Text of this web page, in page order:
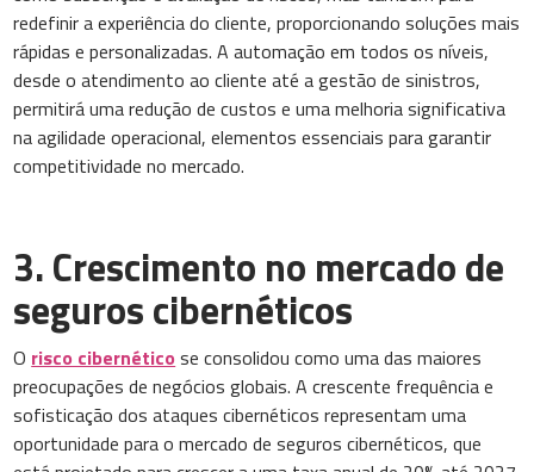
redefinir a experiência do cliente, proporcionando soluções mais
rápidas e personalizadas. A automação em todos os níveis,
desde o atendimento ao cliente até a gestão de sinistros,
permitirá uma redução de custos e uma melhoria significativa
na agilidade operacional, elementos essenciais para garantir
competitividade no mercado.
3. Crescimento no mercado de
seguros cibernéticos
O risco cibernético se consolidou como uma das maiores
preocupações de negócios globais. A crescente frequência e
sofisticação dos ataques cibernéticos representam uma
oportunidade para o mercado de seguros cibernéticos, que